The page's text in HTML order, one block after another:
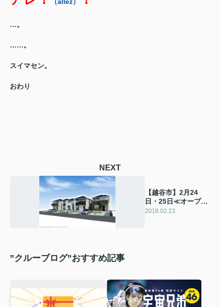
…。
……。
スイマセン。
おわり
NEXT
【越谷市】2月24
日・25日≪オープン
ハウスはこちら≫
2018.02.23
”クルーブログ”おすすめ記事